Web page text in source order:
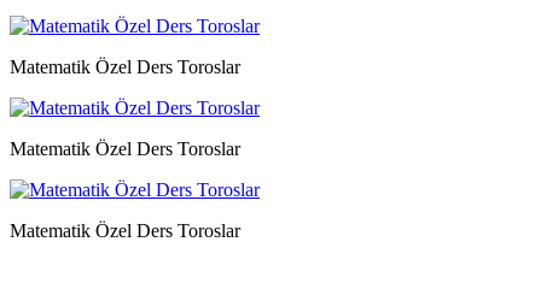
Matematik Özel Ders Toroslar
Matematik Özel Ders Toroslar
Matematik Özel Ders Toroslar